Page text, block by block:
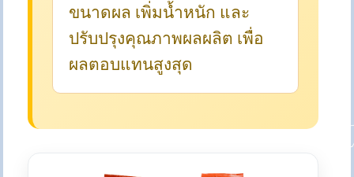
ขนาดผล เพิ่มน้ำหนัก และ
ปรับปรุงคุณภาพผลผลิต เพื่อ
ผลตอบแทนสูงสุด